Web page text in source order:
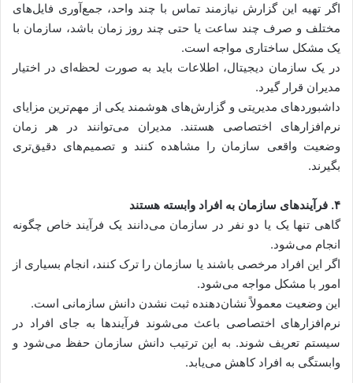
اگر تهیه این گزارش نیازمند تماس با چند واحد، جمع‌آوری فایل‌های
مختلف و صرف چند ساعت یا حتی چند روز زمان باشد، سازمان با
یک مشکل ساختاری مواجه است.
در یک سازمان دیجیتال، اطلاعات باید به صورت لحظه‌ای در اختیار
مدیران قرار گیرد.
داشبوردهای مدیریتی و گزارش‌های هوشمند یکی از مهم‌ترین مزایای
نرم‌افزارهای اختصاصی هستند. مدیران می‌توانند در هر زمان
وضعیت واقعی سازمان را مشاهده کنند و تصمیم‌های دقیق‌تری
بگیرند.
۴. فرآیندهای سازمان به افراد وابسته هستند
گاهی تنها یک یا دو نفر در سازمان می‌دانند یک فرآیند خاص چگونه
انجام می‌شود.
اگر این افراد مرخصی باشند یا سازمان را ترک کنند، انجام بسیاری از
امور با مشکل مواجه می‌شود.
این وضعیت معمولاً نشان‌دهنده ثبت نشدن دانش سازمانی است.
نرم‌افزارهای اختصاصی باعث می‌شوند فرآیندها به جای افراد در
سیستم تعریف شوند. به این ترتیب دانش سازمان حفظ می‌شود و
وابستگی به افراد کاهش می‌یابد.